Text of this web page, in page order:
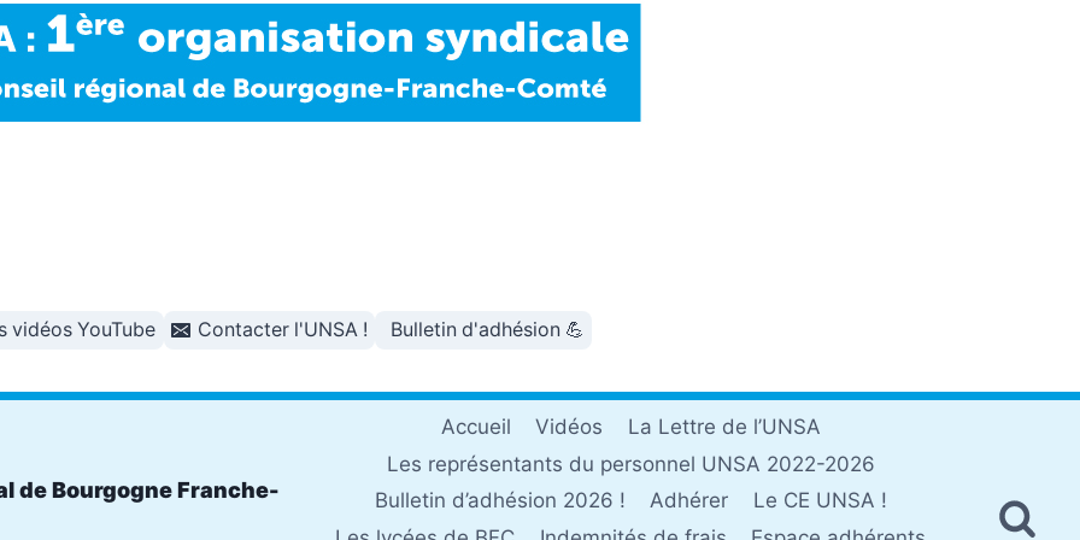
vidéos YouTube Contacter l'UNSA ! Bulletin d'adhésion 💪
de Bourgogne Franche-
Accueil Vidéos
La Lettre de l’UNSA
Les représentants du personnel UNSA 2022-2026
Bulletin d’adhésion 2026 !
Adhérer
Le CE UNSA !